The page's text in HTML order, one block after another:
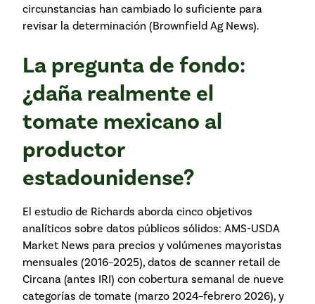
circunstancias han cambiado lo suficiente para
revisar la determinación (Brownfield Ag News).
La pregunta de fondo:
¿daña realmente el
tomate mexicano al
productor
estadounidense?
El estudio de Richards aborda cinco objetivos
analíticos sobre datos públicos sólidos: AMS-USDA
Market News para precios y volúmenes mayoristas
mensuales (2016–2025), datos de scanner retail de
Circana (antes IRI) con cobertura semanal de nueve
categorías de tomate (marzo 2024–febrero 2026), y